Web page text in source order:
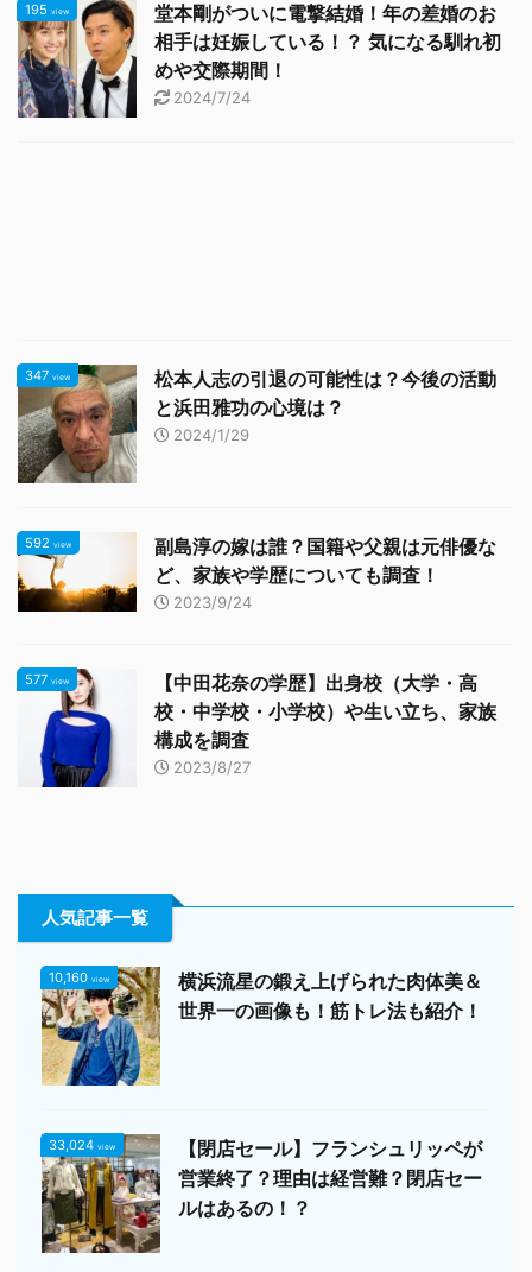
195 view
堂本剛がついに電撃結婚！年の差婚のお
相手は妊娠している！？ 気になる馴れ初
めや交際期間！
2024/7/24
347 view
松本人志の引退の可能性は？今後の活動
と浜田雅功の心境は？
2024/1/29
592 view
副島淳の嫁は誰？国籍や父親は元俳優な
ど、家族や学歴についても調査！
2023/9/24
577 view
【中田花奈の学歴】出身校（大学・高
校・中学校・小学校）や生い立ち、家族
構成を調査
2023/8/27
人気記事一覧
10,160 view
横浜流星の鍛え上げられた肉体美＆
世界一の画像も！筋トレ法も紹介！
33,024 view
【閉店セール】フランシュリッペが
営業終了？理由は経営難？閉店セー
ルはあるの！？